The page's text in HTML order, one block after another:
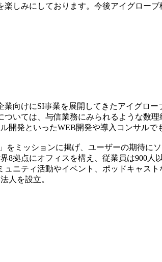
しみにしております。今後アイグロー
向けにSI事業を展開してきたアイグロ
いては、与信業務にみられるような数
発といったWEB開発や導入コンサルで
ミッションに掲げ、ユーザーの期待に
拠点にオフィスを構え、従業員は900人
ニティ活動やイベント、ポッドキャス
人を設立。